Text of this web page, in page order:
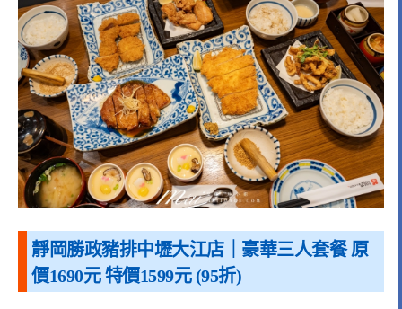
靜岡勝政豬排中壢大江店｜豪華三人套餐原
價1690元 特價1599元(95折)